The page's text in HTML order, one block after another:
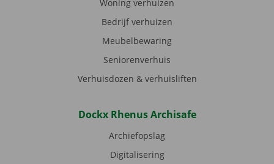
Woning verhuizen
Bedrijf verhuizen
Meubelbewaring
Seniorenverhuis
Verhuisdozen & verhuisliften
Dockx Rhenus Archisafe
Archiefopslag
Digitalisering